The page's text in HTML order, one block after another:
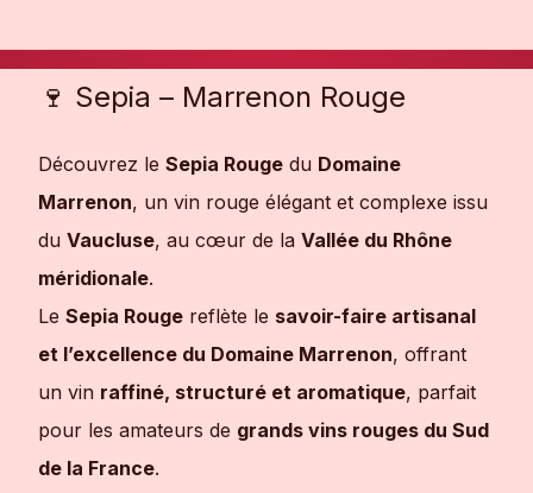
🍷 Sepia – Marrenon Rouge
Découvrez le Sepia Rouge du Domaine
Marrenon, un vin rouge élégant et complexe issu
du Vaucluse, au cœur de la Vallée du Rhône
méridionale.
Le Sepia Rouge reflète le savoir-faire artisanal
et l’excellence du Domaine Marrenon, offrant
un vin raffiné, structuré et aromatique, parfait
pour les amateurs de grands vins rouges du Sud
de la France.